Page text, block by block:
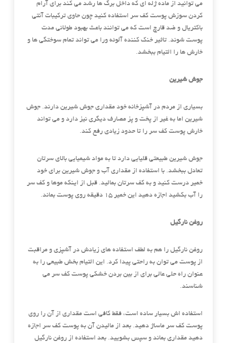
می توانید از ماده ژله ای که داخل برگ ها رشد می کند برای آرام
کردن سوزش پوست کف سر استفاده کنید چون حاوی ترکیبات آنتی
باکتریال و ضد قارچ است که می توانند باعث بهبود طولانی مدت
پوست شوند. تاثیر خنک کننده آلوئه ورا می تواند تمام سوختگی ها و
خارش ها را التیام ببخشد.
جوش شیرین
بسیاری از مردم در آشپزخانه خود مقداری جوش شیرین دارند. جوش
شیرین اما به غیر از پخت و پز مصارف دیگری نیز دارد و می تواند
خارش پوست کف سر را تا حدود زیادی رفع کند.
جوش شیرین طبیعتی قلیایی دارد تا به مواد شیمیایی بالای سرتان
تعادل ببخشد. با استفاده از مقداری آب و جوش شیرین برای خود
خمیر درست کنید و به کف سرتان بمالید. قبل از اینکه موها و کف سر
را آب بکشید اجازه دهید این خمیر 15 دقیقه روی پوست بماند.
روغن نارگیل
روغن نارگیل را هم به لطف استفاده های زیادش در آشپزی و مراقبت
از پوست می توان به راحتی پیدا کرد. این التیام بخش طبیعی را به
عنوان راه حلی عالی برای از بین بردن خشکی پوست کف سر می
شناسند.
استفاده اش بسیار ساده است، فقط کافی است مقداری از آن را روی
پوست کف سر ماساژ دهید. بعد از مالیدن آن به پوست کف سر اجازه
دهید مقداری بماند و سپس بشویید. بعد استفاده از روغن نارگیل